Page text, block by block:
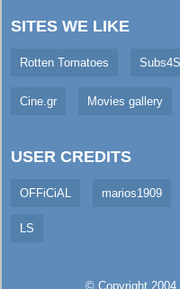
SITES WE LIKE
Rotten Tomatoes
Cine.gr Movies gallery
USER CREDITS
OFFiCiAL marios1909
LS
© Copyright 2004